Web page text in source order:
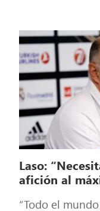
Laso:
afición al
“Todo el